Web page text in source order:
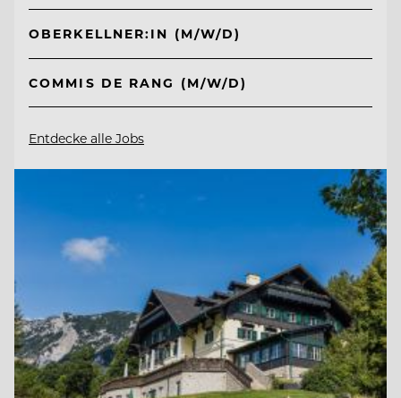
OBERKELLNER:IN (M/W/D)
COMMIS DE RANG (M/W/D)
Entdecke alle Jobs